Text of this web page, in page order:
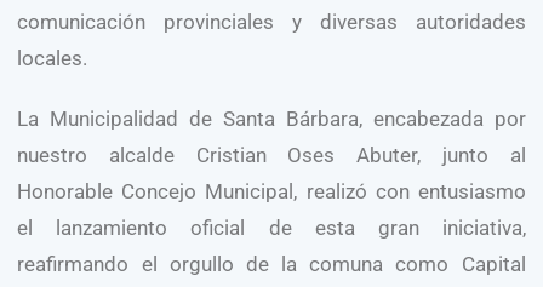
comunicación provinciales y diversas autoridades
locales.
La Municipalidad de Santa Bárbara, encabezada por
nuestro alcalde Cristian Oses Abuter, junto al
Honorable Concejo Municipal, realizó con entusiasmo
el lanzamiento oficial de esta gran iniciativa,
reafirmando el orgullo de la comuna como Capital